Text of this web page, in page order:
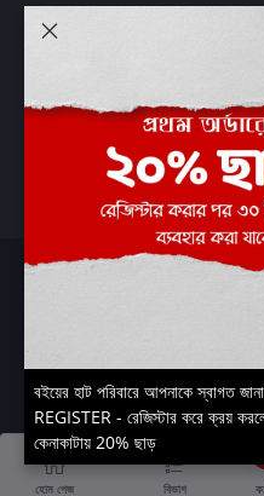
আমার
Boier Haat™ | ©
হোম পেজ বিভাগ
বইয়ের হাট পরিবারে আপনাকে স্বাগত
REGISTER - রেজিস্টার করে ক্রয়
কেনাকাটায় 20% ছাড়